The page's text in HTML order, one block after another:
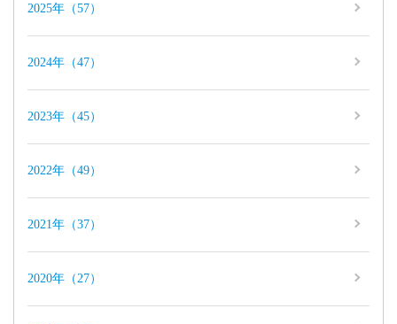
2025年（57）
2024年（47）
2023年（45）
2022年（49）
2021年（37）
2020年（27）